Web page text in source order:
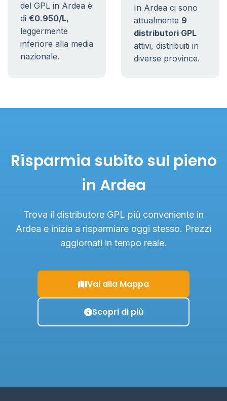
del GPL in Ardea è
di €0.950/L,
leggermente
inferiore alla media
nazionale.
In Ardea ci sono
attualmente 9
distributori GPL
attivi, distribuiti in
diverse province.
Risparmia subito sul pieno
in Ardea
Trova il distributore GPL più conveniente in
Ardea e inizia a risparmiare oggi stesso. Prezzi
aggiornati in tempo reale.
Vai alla Mappa
Scopri di più